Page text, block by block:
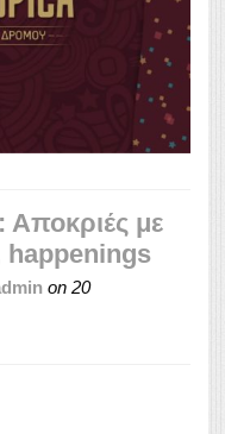
Αποκριές με
happenings
on 20